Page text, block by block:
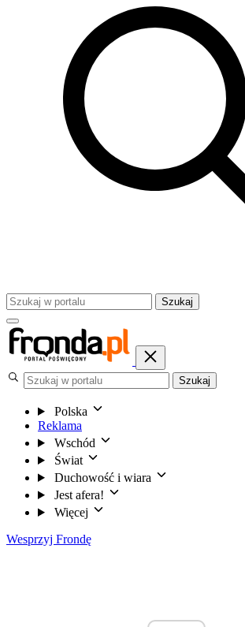
Szukaj
Szukaj
Polska
Reklama
Wschód
Świat
Duchowość i wiara
Jest afera!
Więcej
Wesprzyj Frondę